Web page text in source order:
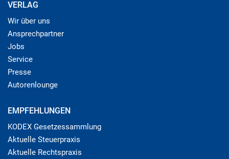
VERLAG
Wir über uns
Ansprechpartner
Jobs
Service
Presse
Autorenlounge
EMPFEHLUNGEN
KODEX Gesetzessammlung
Aktuelle Steuerpraxis
Aktuelle Rechtspraxis